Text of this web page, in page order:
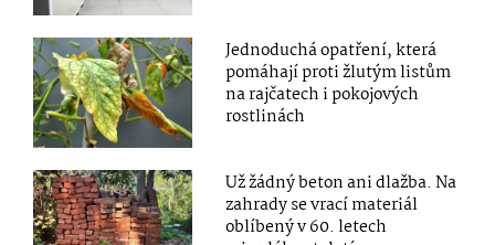
Jednoduchá opatření, která
pomáhají proti žlutým listům
na rajčatech i pokojových
rostlinách
Už žádný beton ani dlažba. Na
zahrady se vrací materiál
oblíbený v 60. letech